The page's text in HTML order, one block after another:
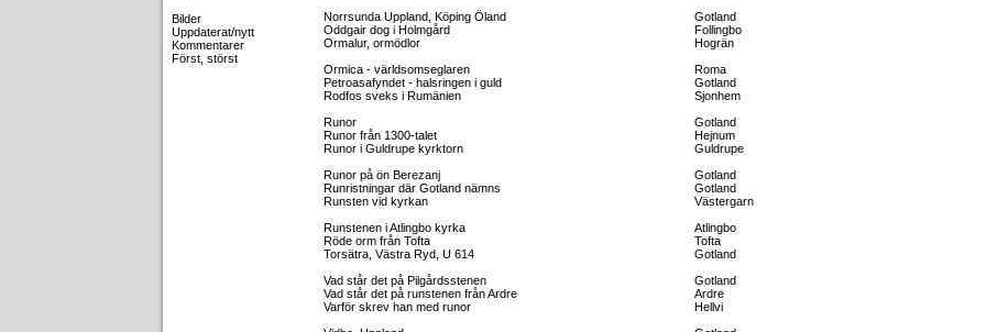
Bilder
Uppdaterat/nytt
Kommentarer
Först, störst
Norrsunda Uppland, Köping Öland
Gotland
Oddgair dog i Holmgård
Follingbo
Ormalur, ormödlor
Hogrän
Ormica - världsomseglaren
Roma
Petroasafyndet - halsringen i guld
Gotland
Rodfos sveks i Rumänien
Sjonhem
Runor
Gotland
Runor från 1300-talet
Hejnum
Runor i Guldrupe kyrktorn
Guldrupe
Runor på ön Berezanj
Gotland
Runristningar där Gotland nämns
Gotland
Runsten vid kyrkan
Västergarn
Runstenen i Atlingbo kyrka
Atlingbo
Röde orm från Tofta
Tofta
Torsätra, Västra Ryd, U 614
Gotland
Vad står det på Pilgårdsstenen
Gotland
Vad står det på runstenen från Ardre
Ardre
Varför skrev han med runor
Hellvi